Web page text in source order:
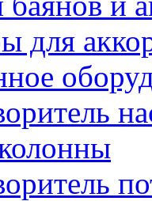
для